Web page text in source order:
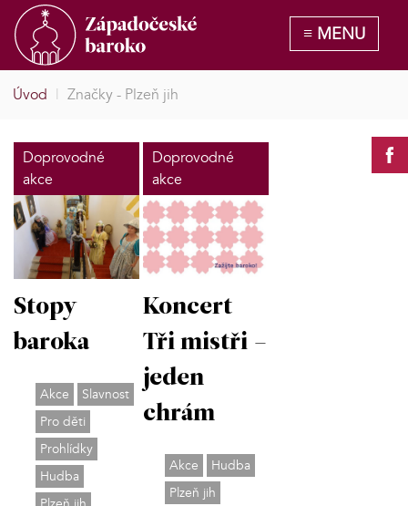
Úvod | Značky - Plzeň jih
Doprovodné
akce
Stopy
baroka
Akce
Slavnost
Pro děti
Prohlídky
Hudba
Doprovodné
akce
Koncert
Tři mistři –
jeden
chrám
Akce
Hudba
Plzeň jih